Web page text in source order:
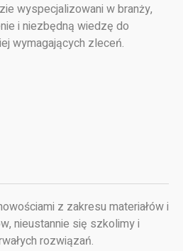
wyspecjalizowani w branży,
i niezbędną wiedzę do
wymagających zleceń.
z zakresu materiałów i
nieustannie się szkolimy i
rozwiązań.